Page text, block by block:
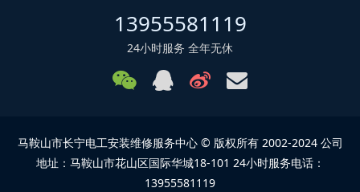
13955581119
24小时服务 全年无休
马鞍山市长宁电工安装维修服务中心 © 版权所有 2002-2024 公司
地址：马鞍山市花山区国际华城18-101 24小时服务电话：
13955581119